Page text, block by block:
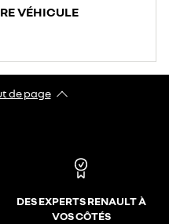
VÉHICULE
de page​
DES EXPERTS RENAULT À
VOS CÔTÉS